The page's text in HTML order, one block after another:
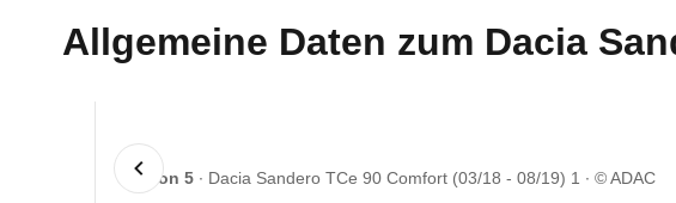
Allgemeine Daten zum Dacia
1 von 5 Dacia Sandero TCe 90 Comfort (03/18 - 08/19) 1 © ADAC